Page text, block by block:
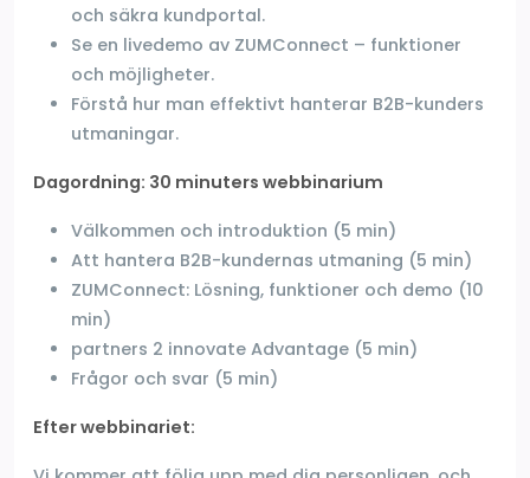
och säkra kundportal.
Se en livedemo av ZUMConnect – funktioner
och möjligheter.
Förstå hur man effektivt hanterar B2B-kunders
utmaningar.
Dagordning: 30 minuters webbinarium
Välkommen och introduktion (5 min)
Att hantera B2B-kundernas utmaning (5 min)
ZUMConnect: Lösning, funktioner och demo (10
min)
partners 2 innovate Advantage (5 min)
Frågor och svar (5 min)
Efter webbinariet: